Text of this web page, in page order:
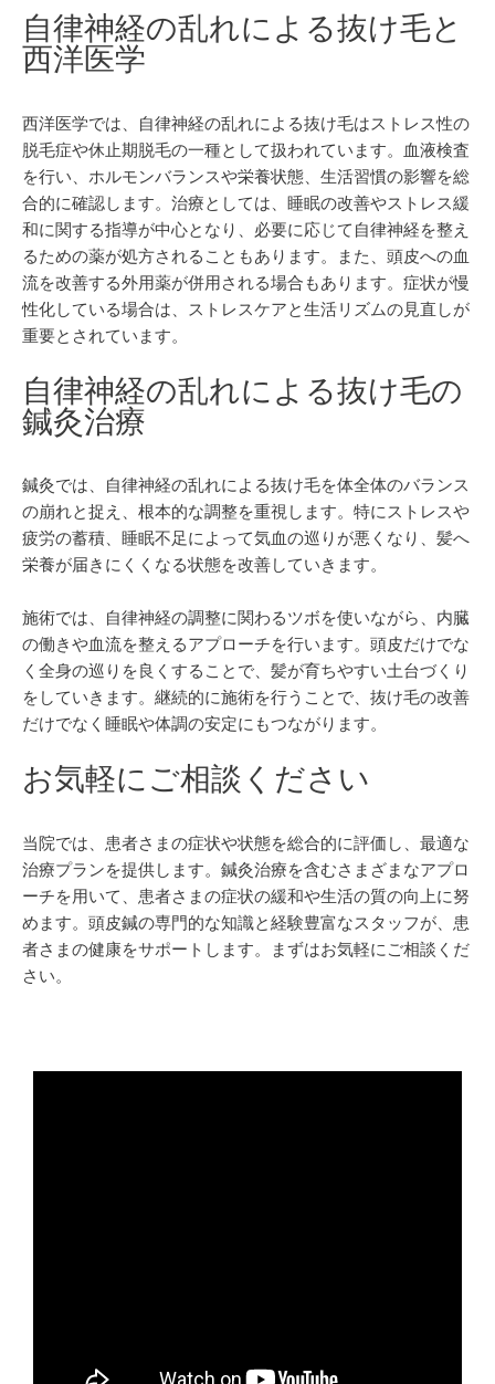
自律神経の乱れによる抜け毛と
西洋医学
西洋医学では、自律神経の乱れによる抜け毛はストレス性の
脱毛症や休止期脱毛の一種として扱われています。血液検査
を行い、ホルモンバランスや栄養状態、生活習慣の影響を総
合的に確認します。治療としては、睡眠の改善やストレス緩
和に関する指導が中心となり、必要に応じて自律神経を整え
るための薬が処方されることもあります。また、頭皮への血
流を改善する外用薬が併用される場合もあります。症状が慢
性化している場合は、ストレスケアと生活リズムの見直しが
重要とされています。
自律神経の乱れによる抜け毛の
鍼灸治療
鍼灸では、自律神経の乱れによる抜け毛を体全体のバランス
の崩れと捉え、根本的な調整を重視します。特にストレスや
疲労の蓄積、睡眠不足によって気血の巡りが悪くなり、髪へ
栄養が届きにくくなる状態を改善していきます。
施術では、自律神経の調整に関わるツボを使いながら、内臓
の働きや血流を整えるアプローチを行います。頭皮だけでな
く全身の巡りを良くすることで、髪が育ちやすい土台づくり
をしていきます。継続的に施術を行うことで、抜け毛の改善
だけでなく睡眠や体調の安定にもつながります。
お気軽にご相談ください
当院では、患者さまの症状や状態を総合的に評価し、最適な
治療プランを提供します。鍼灸治療を含むさまざまなアプロ
ーチを用いて、患者さまの症状の緩和や生活の質の向上に努
めます。頭皮鍼の専門的な知識と経験豊富なスタッフが、患
者さまの健康をサポートします。まずはお気軽にご相談くだ
さい。